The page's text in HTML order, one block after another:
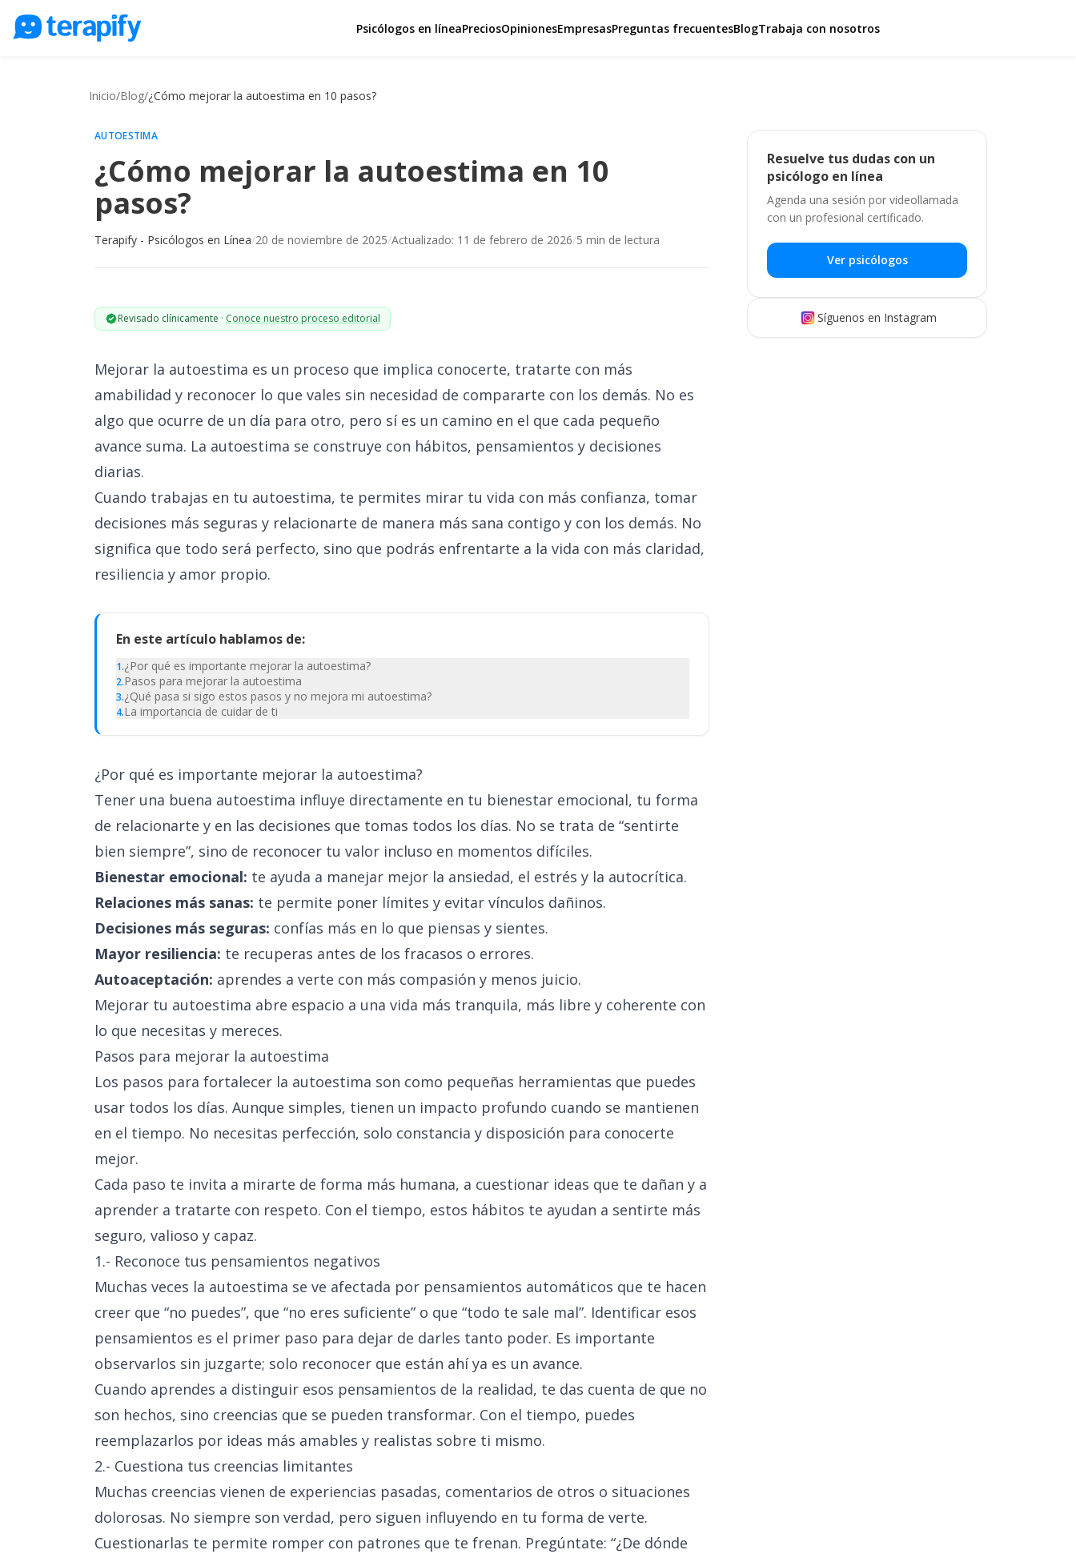
Psicólogos en líneaPreciosOpinionesEmpresasPreguntas frecuentesBlogTrabaja con nosotros
Preguntas frecuentes
Trabaja con nosotros
Inicio/Blog/¿Cómo mejorar la autoestima en 10 pasos?
AUTOESTIMA
¿Cómo mejorar la autoestima en 10
pasos?
Terapify - Psicólogos en Línea/20 de noviembre de 2025/Actualizado: 11 de febrero de 2026/5 min de lectura
Revisado clínicamente · Conoce nuestro proceso editorial
Mejorar la autoestima es un proceso que implica conocerte, tratarte con más
amabilidad y reconocer lo que vales sin necesidad de compararte con los demás. No es
algo que ocurre de un día para otro, pero sí es un camino en el que cada pequeño
avance suma. La autoestima se construye con hábitos, pensamientos y decisiones
diarias.
Cuando trabajas en tu autoestima, te permites mirar tu vida con más confianza, tomar
decisiones más seguras y relacionarte de manera más sana contigo y con los demás. No
significa que todo será perfecto, sino que podrás enfrentarte a la vida con más claridad,
resiliencia y amor propio.
En este artículo hablamos de:
1.¿Por qué es importante mejorar la autoestima?
2.Pasos para mejorar la autoestima
3.¿Qué pasa si sigo estos pasos y no mejora mi autoestima?
4.La importancia de cuidar de ti
¿Por qué es importante mejorar la autoestima?
Tener una buena autoestima influye directamente en tu bienestar emocional, tu forma
de relacionarte y en las decisiones que tomas todos los días. No se trata de “sentirte
bien siempre”, sino de reconocer tu valor incluso en momentos difíciles.
Bienestar emocional: te ayuda a manejar mejor la ansiedad, el estrés y la autocrítica.
Relaciones más sanas: te permite poner límites y evitar vínculos dañinos.
Decisiones más seguras: confías más en lo que piensas y sientes.
Mayor resiliencia: te recuperas antes de los fracasos o errores.
Autoaceptación: aprendes a verte con más compasión y menos juicio.
Mejorar tu autoestima abre espacio a una vida más tranquila, más libre y coherente con
lo que necesitas y mereces.
Pasos para mejorar la autoestima
Los pasos para fortalecer la autoestima son como pequeñas herramientas que puedes
usar todos los días. Aunque simples, tienen un impacto profundo cuando se mantienen
en el tiempo. No necesitas perfección, solo constancia y disposición para conocerte
mejor.
Cada paso te invita a mirarte de forma más humana, a cuestionar ideas que te dañan y a
aprender a tratarte con respeto. Con el tiempo, estos hábitos te ayudan a sentirte más
seguro, valioso y capaz.
1.- Reconoce tus pensamientos negativos
Muchas veces la autoestima se ve afectada por pensamientos automáticos que te hacen
creer que “no puedes”, que “no eres suficiente” o que “todo te sale mal”. Identificar esos
pensamientos es el primer paso para dejar de darles tanto poder. Es importante
observarlos sin juzgarte; solo reconocer que están ahí ya es un avance.
Cuando aprendes a distinguir esos pensamientos de la realidad, te das cuenta de que no
son hechos, sino creencias que se pueden transformar. Con el tiempo, puedes
reemplazarlos por ideas más amables y realistas sobre ti mismo.
2.- Cuestiona tus creencias limitantes
Muchas creencias vienen de experiencias pasadas, comentarios de otros o situaciones
dolorosas. No siempre son verdad, pero siguen influyendo en tu forma de verte.
Cuestionarlas te permite romper con patrones que te frenan. Pregúntate: “¿De dónde
Resuelve tus dudas con un
psicólogo en línea
Agenda una sesión por videollamada
con un profesional certificado.
Ver psicólogos
Síguenos en Instagram